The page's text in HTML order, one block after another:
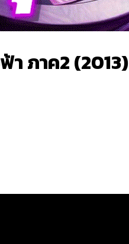
า ภาค2 (2013)